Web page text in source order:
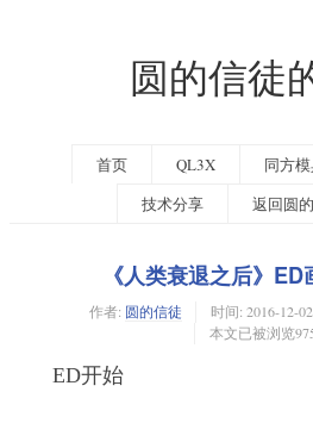
圆的信徒
首页 QL3X 同方
技术分享
返回圆
《人类衰退之后》
作者: 圆的信徒 时间: 2016-12-02
本文已被浏览
ED开始